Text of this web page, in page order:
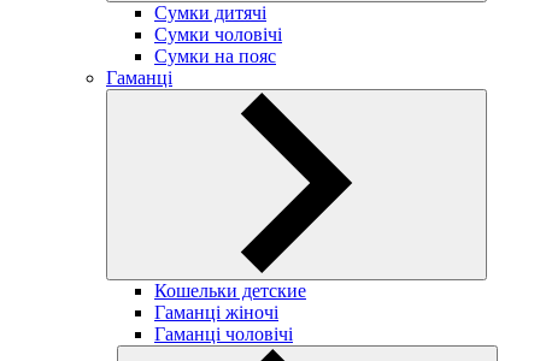
Сумки дитячі
Сумки чоловічі
Сумки на пояс
Гаманці
Кошельки детские
Гаманці жіночі
Гаманці чоловічі